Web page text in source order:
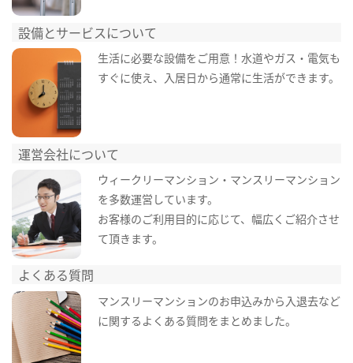
設備とサービスについて
生活に必要な設備をご用意！水道やガス・電気も
すぐに使え、入居日から通常に生活ができます。
運営会社について
ウィークリーマンション・マンスリーマンション
を多数運営しています。
お客様のご利用目的に応じて、幅広くご紹介させ
て頂きます。
よくある質問
マンスリーマンションのお申込みから入退去など
に関するよくある質問をまとめました。